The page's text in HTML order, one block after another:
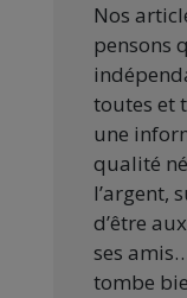
Nos
pensons
toutes et
une
qualité
l’argent,
d’être
ses
tombe